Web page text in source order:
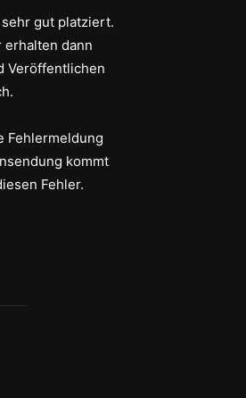
gut platziert.
erhalten dann
Veröffentlichen
Fehlermeldung
kommt
Fehler.